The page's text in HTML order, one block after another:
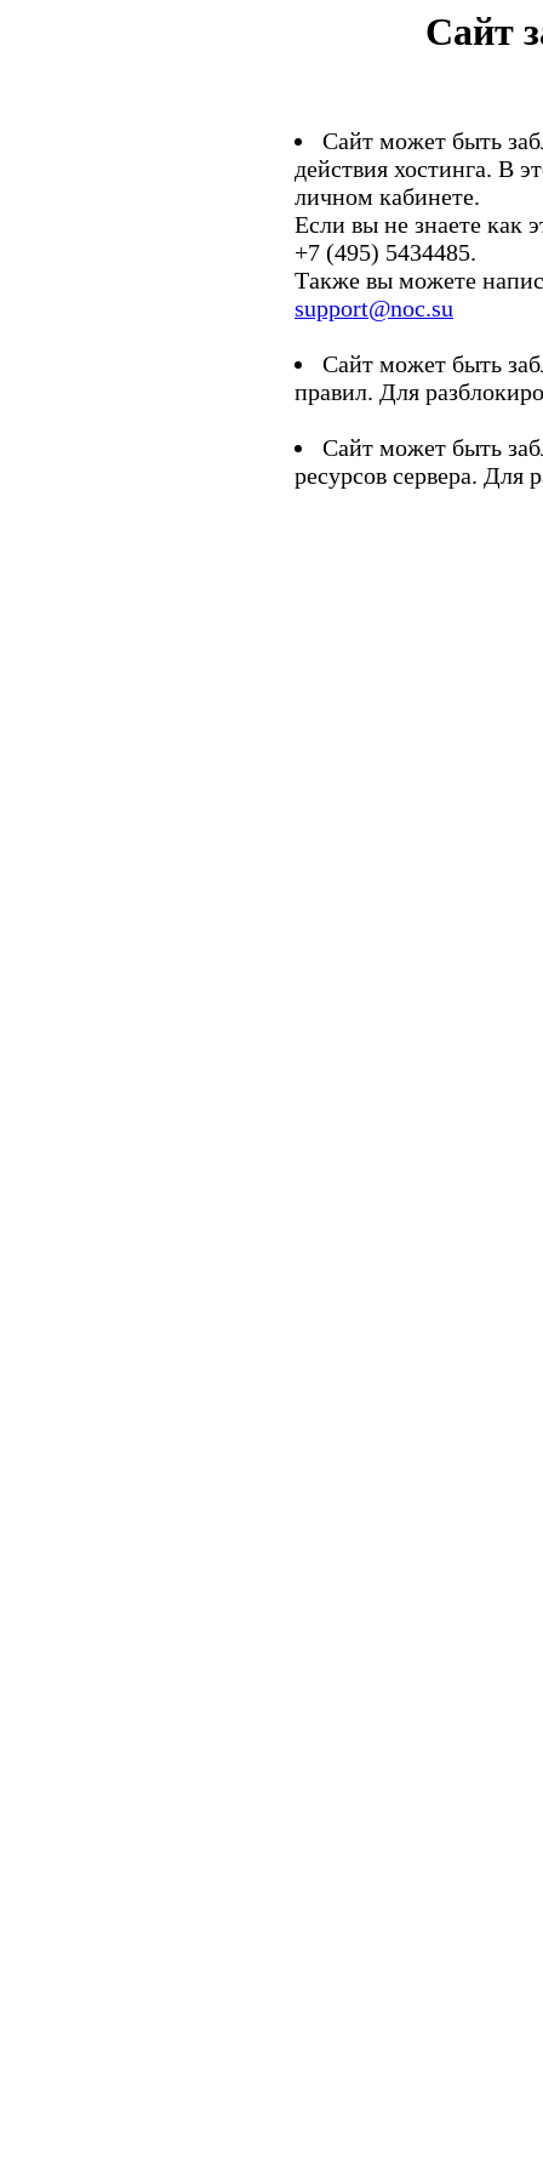
Сайт
Сайт может быть
действия хостинга. В
личном кабинете.
Если вы не знаете как
+7 (495) 5434485.
Также вы можете
support@noc.su
Сайт может быть
правил. Для
Сайт может быть
ресурсов сервера. Для